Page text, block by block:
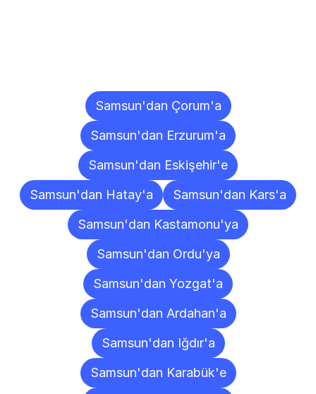
Samsun'dan Çorum'a
Samsun'dan Erzurum'a
Samsun'dan Eskişehir'e
Samsun'dan Hatay'a
Samsun'dan Kars'a
Samsun'dan Kastamonu'ya
Samsun'dan Ordu'ya
Samsun'dan Yozgat'a
Samsun'dan Ardahan'a
Samsun'dan Iğdır'a
Samsun'dan Karabük'e